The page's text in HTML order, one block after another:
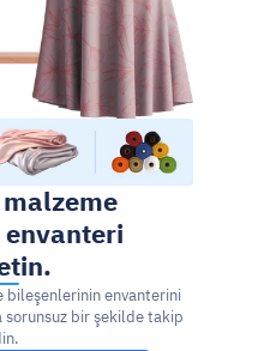
bileşenlerinin envanterini
bir şekilde takip